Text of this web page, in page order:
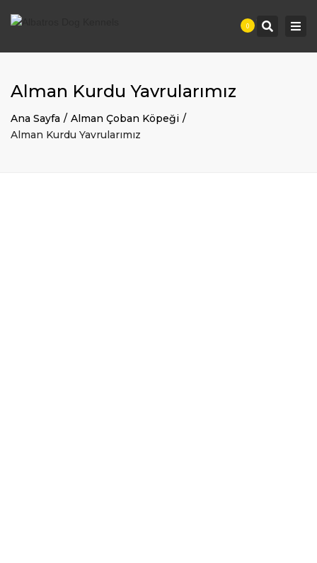
Search
0
Alman Kurdu Yavrularımız
Ana Sayfa
Alman Çoban Köpeği
Alman Kurdu Yavrularımız